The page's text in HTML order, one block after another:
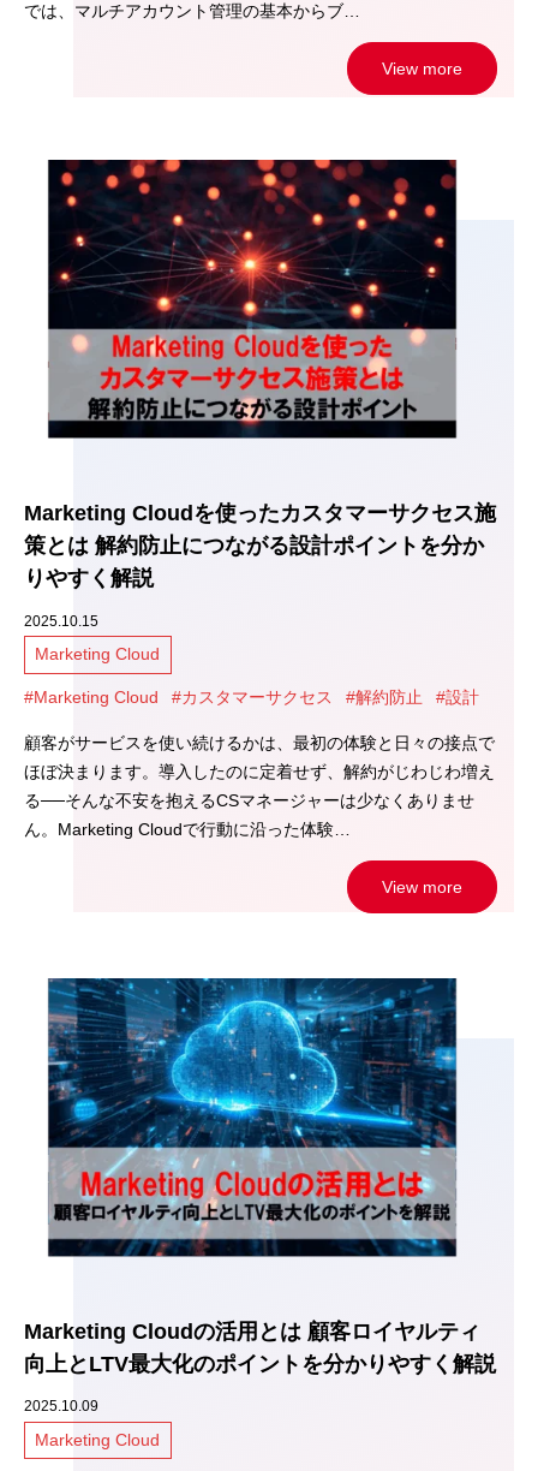
では、マルチアカウント管理の基本からブ…
View more
Marketing Cloudを使ったカスタマーサクセス施
策とは 解約防止につながる設計ポイントを分か
りやすく解説
2025.10.15
Marketing Cloud
#Marketing Cloud #カスタマーサクセス #解約防止 #設計
顧客がサービスを使い続けるかは、最初の体験と日々の接点で
ほぼ決まります。導入したのに定着せず、解約がじわじわ増え
る──そんな不安を抱えるCSマネージャーは少なくありませ
ん。Marketing Cloudで行動に沿った体験…
View more
Marketing Cloudの活用とは 顧客ロイヤルティ
向上とLTV最大化のポイントを分かりやすく解説
2025.10.09
Marketing Cloud